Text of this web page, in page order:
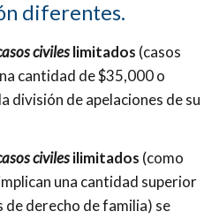
diferentes.
civileslimitados (casos
cantidad de $35,000 o
división de apelaciones de su
civilesilimitados (como
una cantidad superior
de derecho de familia) se